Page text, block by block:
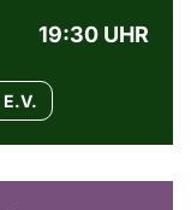
19:30 UHR
E.V.